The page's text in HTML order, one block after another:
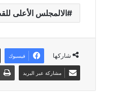
الالمجلس الأعلى
شاركها فيسبوك
مشاركة عبر البريد